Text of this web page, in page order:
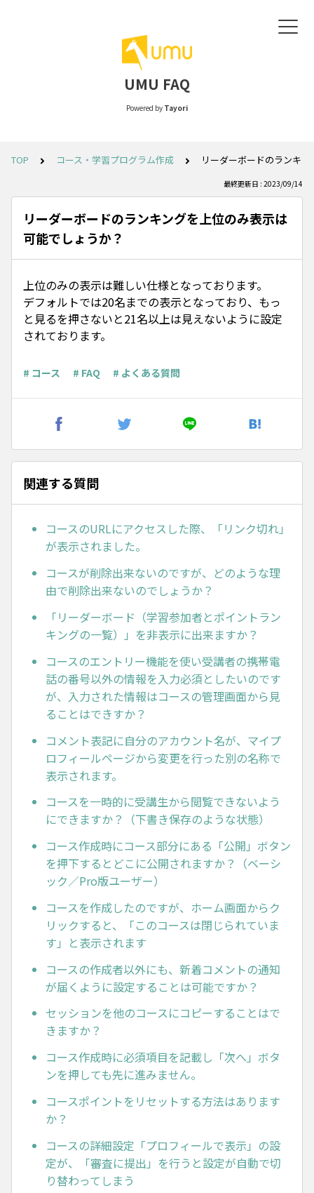
UMU FAQ
Powered by Tayori
TOP コース・学習プログラム作成 リーダーボードのランキ
最終更新日 : 2023/09/14
リーダーボードのランキングを上位のみ表示は
可能でしょうか？
上位のみの表示は難しい仕様となっております。
デフォルトでは20名までの表示となっており、もっ
と見るを押さないと21名以上は見えないように設定
されております。
# コース # FAQ # よくある質問
関連する質問
コースのURLにアクセスした際、「リンク切れ」
が表示されました。
コースが削除出来ないのですが、どのような理
由で削除出来ないのでしょうか？
「リーダーボード（学習参加者とポイントラン
キングの一覧）」を非表示に出来ますか？
コースのエントリー機能を使い受講者の携帯電
話の番号以外の情報を入力必須としたいのです
が、入力された情報はコースの管理画面から見
ることはできすか？
コメント表記に自分のアカウント名が、マイプ
ロフィールページから変更を行った別の名称で
表示されます。
コースを一時的に受講生から閲覧できないよう
にできますか？（下書き保存のような状態）
コース作成時にコース部分にある「公開」ボタン
を押下するとどこに公開されますか？（ベーシ
ック／Pro版ユーザー）
コースを作成したのですが、ホーム画面からク
リックすると、「このコースは閉じられていま
す」と表示されます
コースの作成者以外にも、新着コメントの通知
が届くように設定することは可能ですか？
セッションを他のコースにコピーすることはで
きますか？
コース作成時に必須項目を記載し「次へ」ボタ
ンを押しても先に進みません。
コースポイントをリセットする方法はあります
か？
コースの詳細設定「プロフィールで表示」の設
定が、「審査に提出」を行うと設定が自動で切
り替わってしまう